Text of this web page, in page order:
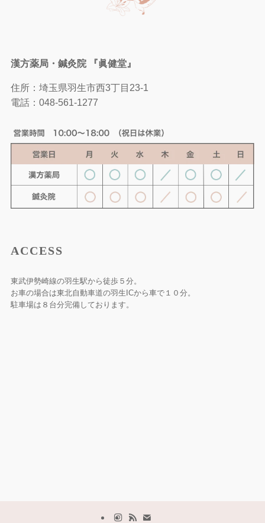
漢方薬局・鍼灸院 『眞健堂』
住所：埼玉県羽生市西3丁目23-1
電話： 048-561-1277
ACCESS
東武伊勢崎線の羽生駅から徒歩５分。
お車の場合は東北自動車道の羽生ICから車で１０分。
駐車場は８台分完備しております。